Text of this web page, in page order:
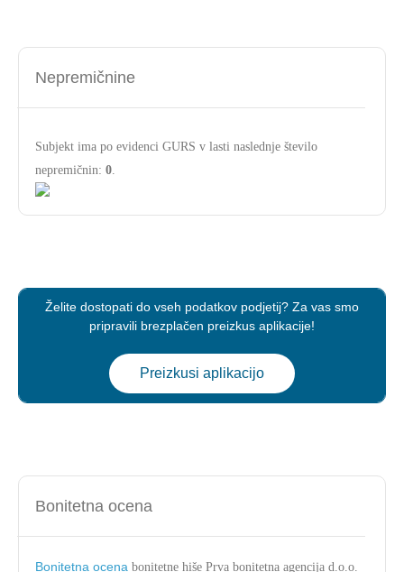
Nepremičnine
Subjekt ima po evidenci GURS v lasti naslednje število
nepremičnin: 0.
Želite dostopati do vseh podatkov podjetij? Za vas smo
pripravili brezplačen preizkus aplikacije!
Preizkusi aplikacijo
Bonitetna ocena
Bonitetna ocena bonitetne hiše Prva bonitetna agencija d.o.o.